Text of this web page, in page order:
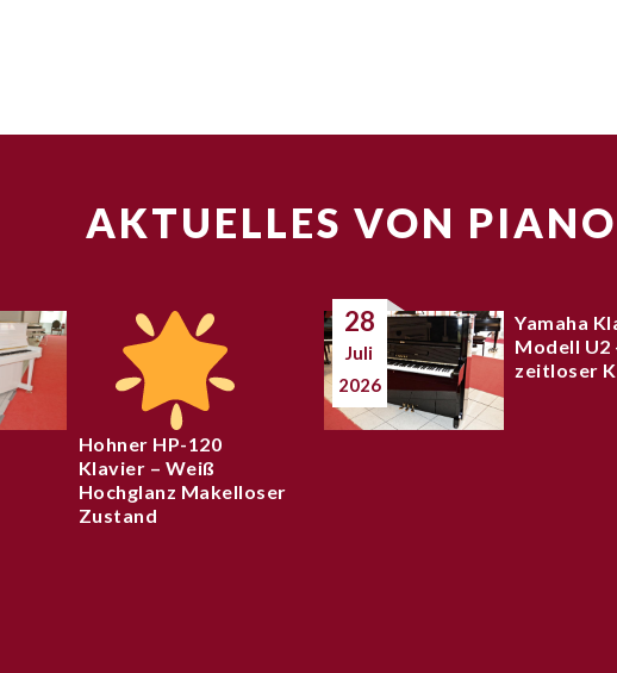
AKTUELLES VON
Hohner HP-120
Klavier – Weiß
Hochglanz Makelloser
Zustand
28
Juli
2026
Yamaha
Modell U2
zeitloser